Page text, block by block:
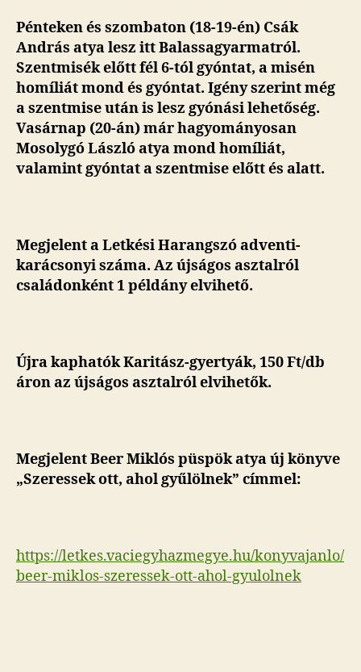
Pénteken és szombaton (18-19-én) Csák
András atya lesz itt Balassagyarmatról.
Szentmisékelőtt fél 6-tól gyóntat, a misén
homíliát mond és gyóntat. Igény szerint még
a szentmise után is lesz gyónási lehetőség.
Vasárnap (20-án) már hagyományosan
Mosolygó László atya mond homíliát,
valamint gyóntat a szentmise előtt és alatt.
Megjelent a Letkési Harangszó adventi-
karácsonyi száma. Az újságos asztalról
családonként 1 példány elvihető.
Újra kaphatók Karitász-gyertyák, 150 Ft/db
áron az újságos asztalról elvihetők.
Megjelent Beer Miklós püspök atya új könyve
„Szeressek ott, ahol gyűlölnek” címmel:
https://letkes.vaciegyhazmegye.hu/konyvajanlo/
beer-miklos-szeressek-ott-ahol-gyulolnek